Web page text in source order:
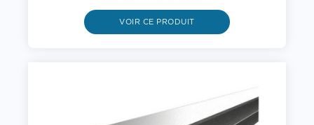
VOIR CE PRODUIT